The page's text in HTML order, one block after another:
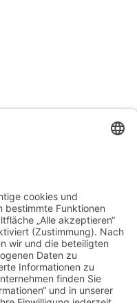
und Erfahrungen zu